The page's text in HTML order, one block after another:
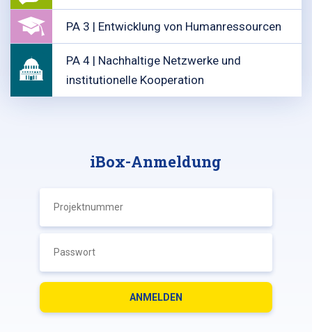
PA 3 | Entwicklung von Humanressourcen
PA 4 | Nachhaltige Netzwerke und
institutionelle Kooperation
iBox-Anmeldung